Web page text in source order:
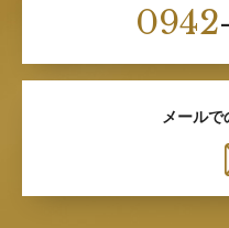
0942
メール